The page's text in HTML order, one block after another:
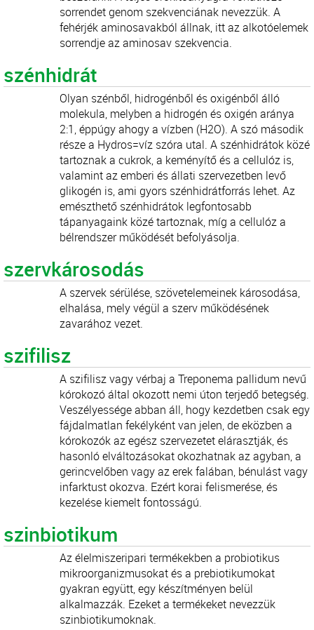
sorrendet genom szekvenciának nevezzük. A
fehérjék aminosavakból állnak, itt az alkotóelemek
sorrendje az aminosav szekvencia.
szénhidrát
Olyan szénből, hidrogénből és oxigénből álló
molekula, melyben a hidrogén és oxigén aránya
2:1, éppúgy ahogy a vízben (H2O). A szó második
része a Hydros=víz szóra utal. A szénhidrátok közé
tartoznak a cukrok, a keményítő és a cellulóz is,
valamint az emberi és állati szervezetben levő
glikogén is, ami gyors szénhidrátforrás lehet. Az
emészthető szénhidrátok legfontosabb
tápanyagaink közé tartoznak, míg a cellulóz a
bélrendszer működését befolyásolja.
szervkárosodás
A szervek sérülése, szövetelemeinek károsodása,
elhalása, mely végül a szerv működésének
zavarához vezet.
szifilisz
A szifilisz vagy vérbaj a Treponema pallidum nevű
kórokozó által okozott nemi úton terjedő betegség.
Veszélyessége abban áll, hogy kezdetben csak egy
fájdalmatlan fekélyként van jelen, de eközben a
kórokozók az egész szervezetet elárasztják, és
hasonló elváltozásokat okozhatnak az agyban, a
gerincvelőben vagy az erek falában, bénulást vagy
infarktust okozva. Ezért korai felismerése, és
kezelése kiemelt fontosságú.
szinbiotikum
Az élelmiszeripari termékekben a probiotikus
mikroorganizmusokat és a prebiotikumokat
gyakran együtt, egy készítményen belül
alkalmazzák. Ezeket a termékeket nevezzük
szinbiotikumoknak.